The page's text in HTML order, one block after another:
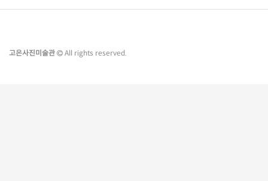
고은사진미술관 All rights reserved.